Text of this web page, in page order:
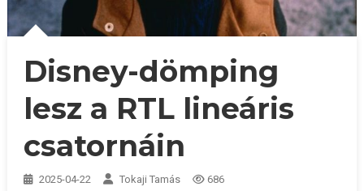
Disney-dömping
lesz a RTL lineáris
csatornáin
2025-04-22 Tokaji Tamás 686